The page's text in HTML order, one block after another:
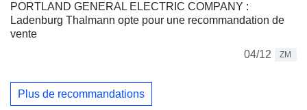
PORTLAND GENERAL ELECTRIC COMPANY :
Ladenburg Thalmann opte pour une recommandation de
vente
04/12
ZM
Plus de recommandations